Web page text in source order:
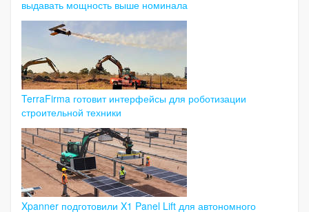
выдавать мощность выше номинала
TerraFirma готовит интерфейсы для роботизации
строительной техники
Xpanner подготовили X1 Panel Lift для автономного